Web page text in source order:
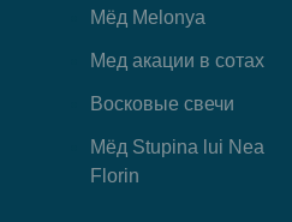
Мёд Melonya
Мед акации в сотах
Восковые свечи
Мёд Stupina lui Nea
Florin